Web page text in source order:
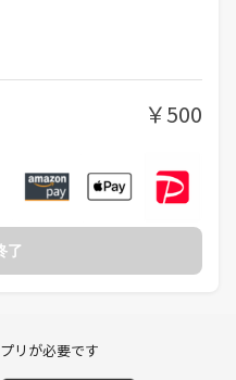
￥500
了
リが必要です